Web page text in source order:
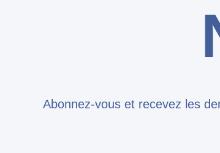
Abonnez-vous et recevez les